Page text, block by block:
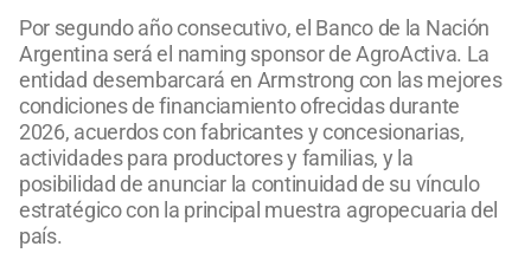
Por segundo año consecutivo, el Banco de la Nación
Argentina será el naming sponsor de AgroActiva. La
entidad desembarcará en Armstrong con las mejores
condiciones de financiamiento ofrecidas durante
2026, acuerdos con fabricantes y concesionarias,
actividades para productores y familias, y la
posibilidad de anunciar la continuidad de su vínculo
estratégico con la principal muestra agropecuaria del
país.